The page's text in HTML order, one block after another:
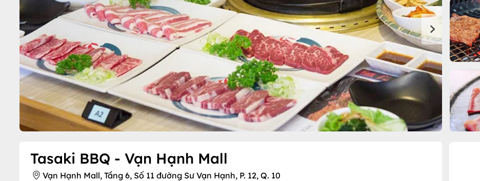
Tasaki BBQ - Vạn Hạnh Mall
Vạn Hạnh Mall, Tầng 6, Số 11 đường Sư Vạn Hạnh, P. 12, Q. 10